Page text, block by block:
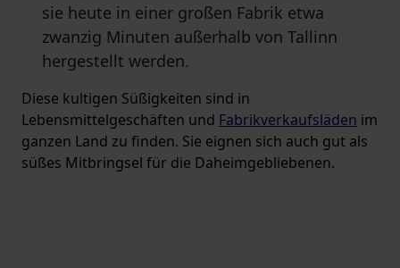
sie heute in einer großen Fabrik etwa
zwanzig Minuten außerhalb von Tallinn
hergestellt werden.
Diese kultigen Süßigkeiten sind in
Lebensmittelgeschäften und Fabrikverkaufsläden im
ganzen Land zu finden. Sie eignen sich auch gut als
süßes Mitbringsel für die Daheimgebliebenen.